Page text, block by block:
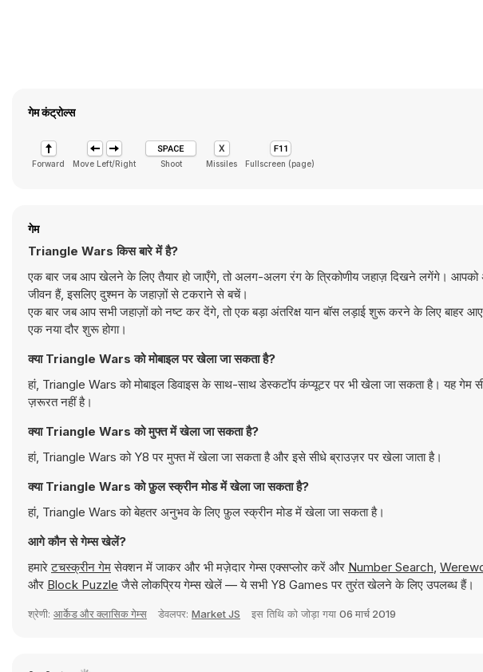
गेम कंट्रोल्स
Forward Move Left/Right Shoot Missiles Fullscreen (page)
गेम
Triangle Wars किस बारे में है?
एक बार जब आप खेलने के लिए तैयार हो जाएँगे, तो अलग-अलग रंग के त्रिकोणीय जहाज़ दिखने लगेंगे।
जीवन हैं, इसलिए दुश्मन के जहाज़ों से टकराने से बचें।
एक बार जब आप सभी जहाज़ों को नष्ट कर देंगे, तो एक बड़ा अंतरिक्ष यान बॉस लड़ाई शुरू करने के लिए बाहर
एक नया दौर शुरू होगा।
क्या Triangle Wars को मोबाइल पर खेला जा सकता है?
हां, Triangle Wars को मोबाइल डिवाइस के साथ-साथ डेस्कटॉप कंप्यूटर पर भी खेला जा सकता है। यह
ज़रूरत नहीं है।
क्या Triangle Wars को मुफ्त में खेला जा सकता है?
हां, Triangle Wars को Y8 पर मुफ्त में खेला जा सकता है और इसे सीधे ब्राउज़र पर खेला जाता है।
क्या Triangle Wars को फ़ुल स्क्रीन मोड में खेला जा सकता है?
हां, Triangle Wars को बेहतर अनुभव के लिए फ़ुल स्क्रीन मोड में खेला जा सकता है।
आगे कौन से गेम्स खेलें?
हमारेटचस्क्रीन गेमसेक्शन में जाकर और भी मज़ेदार गेम्स एक्सप्लोर करें और Number Search,
और Block Puzzle जैसे लोकप्रिय गेम्स खेलें — ये सभी Y8 Games पर तुरंत खेलने के लिए उपलब्ध हैं।
श्रेणी: आर्केड और क्लासिक गेम्स डेवलपर: Market JS इस तिथि को जोड़ा गया 06 मार्च 2019